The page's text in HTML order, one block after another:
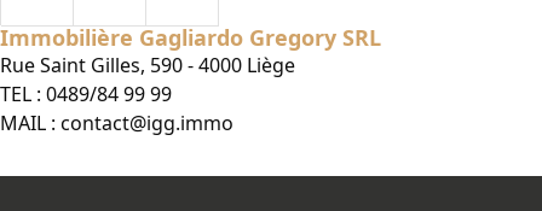
Immobilière Gagliardo Gregory SRL
Rue Saint Gilles, 590 - 4000 Liège
TEL : 0489/84 99 99
MAIL : contact@igg.immo